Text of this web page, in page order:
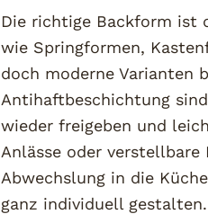
Die richtige Backform ist
wie Springformen,
doch moderne Varianten
Antihaftbeschichtung
wieder freigeben und
Anlässe oder
Abwechslung in die
ganz individuell